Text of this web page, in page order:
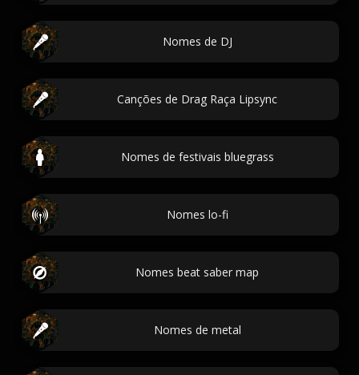
Nomes de DJ
Canções de Drag Raça Lipsync
Nomes de festivais bluegrass
Nomes lo-fi
Nomes beat saber map
Nomes de metal